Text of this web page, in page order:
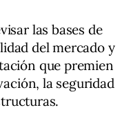
las bases de
del mercado y
que premien
la seguridad